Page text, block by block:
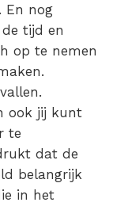
En nog
tijd en
op te nemen
ook jij kunt
te
dat de
belangrijk
in het